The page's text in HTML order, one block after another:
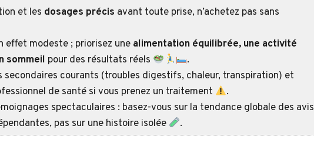
et les dosages précis avant toute prise, n’achetez pas sans
effet modeste ; priorisez une alimentation équilibrée, une activité
sommeil pour des résultats réels
.
secondaires courants (troubles digestifs, chaleur, transpiration) et
de santé si vous prenez un traitement
.
spectaculaires : basez-vous sur la tendance globale des avis
pas sur une histoire isolée
.